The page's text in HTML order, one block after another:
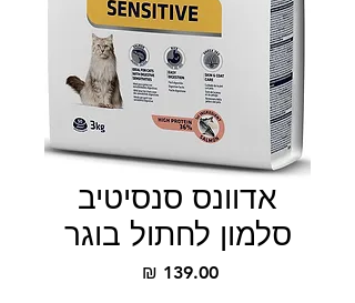
אדוונס סנסיטיב
סלמון לחתול בוגר